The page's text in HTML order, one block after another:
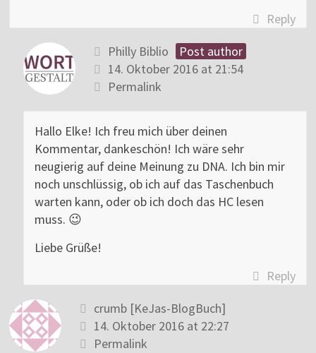
Reply
Philly Biblio
Post author
14. Oktober 2016 at 21:54
Permalink
Hallo Elke! Ich freu mich über deinen
Kommentar, dankeschön! Ich wäre sehr
neugierig auf deine Meinung zu DNA. Ich bin mir
noch unschlüssig, ob ich auf das Taschenbuch
warten kann, oder ob ich doch das HC lesen
muss. 😉
Liebe Grüße!
Reply
crumb [KeJas-BlogBuch]
14. Oktober 2016 at 22:27
Permalink